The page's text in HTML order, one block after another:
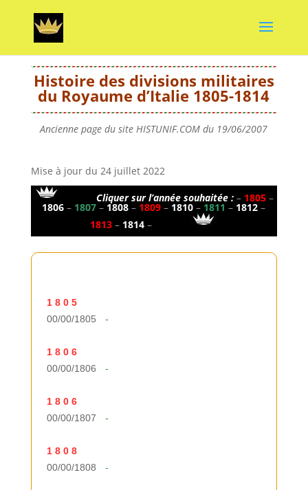
Histoire des divisions militaires
du Royaume d’Italie 1805-1814
Ancienne page du site HISTUNIF.COM du 19/06/2007
Mise à jour du 24 juillet 2022
————Cliquer sur l’année souhaitée: – 1805–
1806– 1807– 1808– 1809– 1810– 1811– 1812–
1813– 1814–
-
-
-
-
1 8 0 5
00/00/1805
1 8 0 6
00/00/1806
1 8 0 6
00/00/1807
1 8 0 8
00/00/1808